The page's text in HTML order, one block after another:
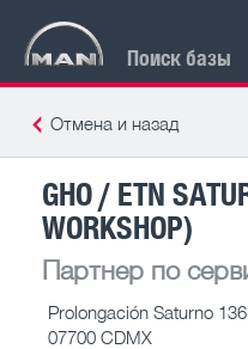
Поиск базы
Отмена и назад
GHO / ETN
WORKSHOP)
Партнер по
Prolongación Saturno
07700 CDMX